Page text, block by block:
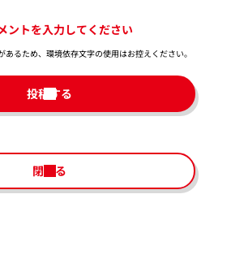
ントを入力してください
るため、環境依存文字の使用はお控えください。​
投稿する
閉じる